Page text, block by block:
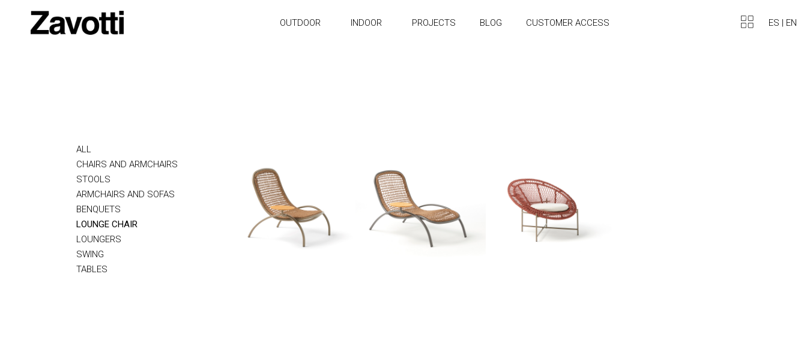
OUTDOOR INDOOR PROJECTS BLOG CUSTOMER ACCESS ES | EN
ALL
CHAIRS AND ARMCHAIRS
STOOLS
ARMCHAIRS AND SOFAS
BENQUETS
LOUNGE CHAIR
LOUNGERS
SWING
TABLES